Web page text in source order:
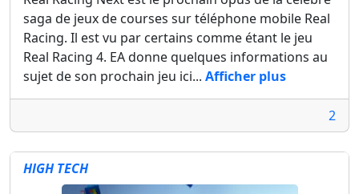
saga de jeux de courses sur téléphone mobile Real
Racing. Il est vu par certains comme étant le jeu
Real Racing 4. EA donne quelques informations au
sujet de son prochain jeu ici... Afficher plus
2
HIGH TECH